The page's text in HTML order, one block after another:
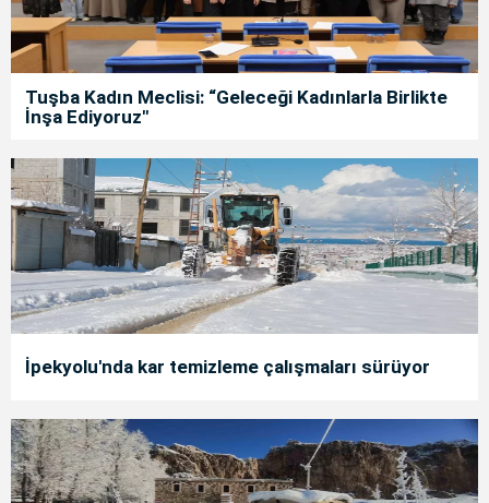
Tuşba Kadın Meclisi: “Geleceği Kadınlarla Birlikte
İnşa Ediyoruz"
İpekyolu'nda kar temizleme çalışmaları sürüyor